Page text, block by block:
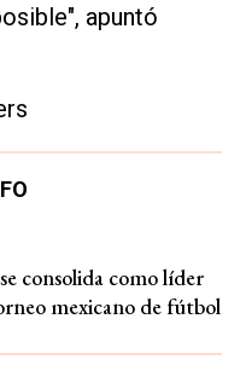
apuntó
consolida como líder
mexicano de fútbol